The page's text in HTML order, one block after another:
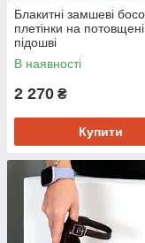
Блакитні замшеві
плетінки на
підошві
В наявності
2 270 ₴
Купити